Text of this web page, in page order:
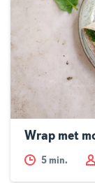
Wrap met
5 min.